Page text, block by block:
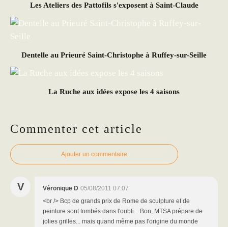
Les Ateliers des Pattofils s'exposent à Saint-Claude
Dentelle au Prieuré Saint-Christophe à Ruffey-sur-Seille
La Ruche aux idées expose les 4 saisons
Commenter cet article
Ajouter un commentaire
V Véronique D 05/08/2011 07:07
<br /> Bcp de grands prix de Rome de sculpture et de
peinture sont tombés dans l'oubli... Bon, MTSA prépare de
jolies grilles... mais quand même pas l'origine du monde